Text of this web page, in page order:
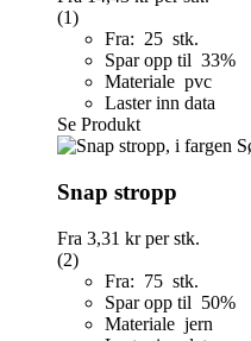
(1)
Fra: 25 stk.
Spar opp til 33%
Materiale pvc
Laster inn data
Se Produkt
Snap stropp
Fra 3,31 krper stk.
(2)
Fra: 75 stk.
Spar opp til 50%
Materiale jern